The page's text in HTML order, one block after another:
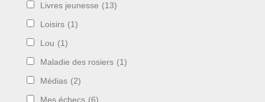
Livres jeunesse (13)
Loisirs (1)
Lou (1)
Maladie des rosiers (1)
Médias (2)
Mes échecs (6)